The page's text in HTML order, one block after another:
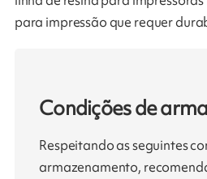
para impressão que requer
Condições de
Respeitando as seguintes
armazenamento,